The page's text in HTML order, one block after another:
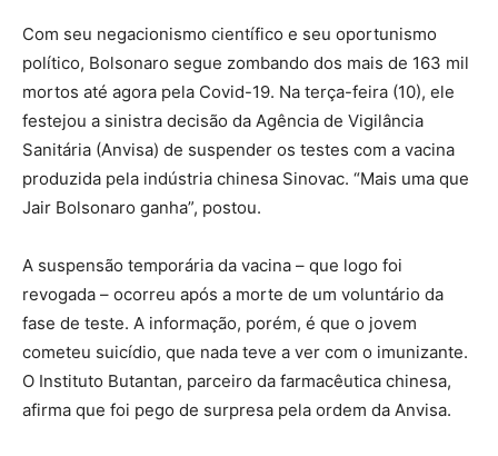
Com seu negacionismo científico e seu oportunismo
político, Bolsonaro segue zombando dos mais de 163 mil
mortos até agora pela Covid-19. Na terça-feira (10), ele
festejou a sinistra decisão da Agência de Vigilância
Sanitária (Anvisa) de suspender os testes com a vacina
produzida pela indústria chinesa Sinovac. “Mais uma que
Jair Bolsonaro ganha”, postou.
A suspensão temporária da vacina – que logo foi
revogada – ocorreu após a morte de um voluntário da
fase de teste. A informação, porém, é que o jovem
cometeu suicídio, que nada teve a ver com o imunizante.
O Instituto Butantan, parceiro da farmacêutica chinesa,
afirma que foi pego de surpresa pela ordem da Anvisa.